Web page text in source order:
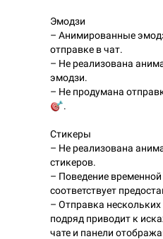
Эмодзи
– Анимированные
отправке в чат.
– Не реализована
эмодзи.
– Не продумана
.
Стикеры
– Не реализована
стикеров.
– Поведение
соответствует
– Отправка
подряд приводит к
чате и панели